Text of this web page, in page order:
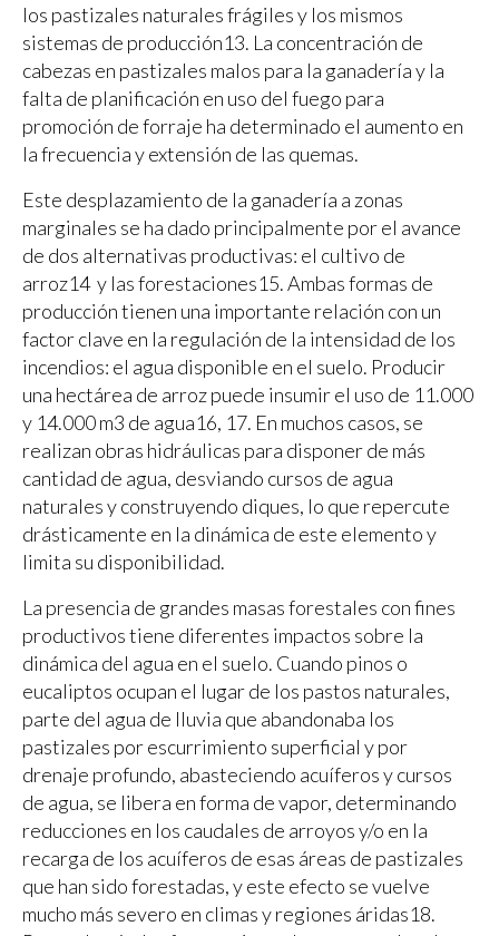
los pastizales naturales frágiles y los mismos
sistemas de producción13. La concentración de
cabezas en pastizales malos para la ganadería y la
falta de planificación en uso del fuego para
promoción de forraje ha determinado el aumento en
la frecuencia y extensión de las quemas.
Este desplazamiento de la ganadería a zonas
marginales se ha dado principalmente por el avance
de dos alternativas productivas: el cultivo de
arroz14 y las forestaciones15. Ambas formas de
producción tienen una importante relación con un
factor clave en la regulación de la intensidad de los
incendios: el agua disponible en el suelo. Producir
una hectárea de arroz puede insumir el uso de 11.000
y 14.000 m3 de agua16, 17. En muchos casos, se
realizan obras hidráulicas para disponer de más
cantidad de agua, desviando cursos de agua
naturales y construyendo diques, lo que repercute
drásticamente en la dinámica de este elemento y
limita su disponibilidad.
La presencia de grandes masas forestales con fines
productivos tiene diferentes impactos sobre la
dinámica del agua en el suelo. Cuando pinos o
eucaliptos ocupan el lugar de los pastos naturales,
parte del agua de lluvia que abandonaba los
pastizales por escurrimiento superficial y por
drenaje profundo, abasteciendo acuíferos y cursos
de agua, se libera en forma de vapor, determinando
reducciones en los caudales de arroyos y/o en la
recarga de los acuíferos de esas áreas de pastizales
que han sido forestadas, y este efecto se vuelve
mucho más severo en climas y regiones áridas18.